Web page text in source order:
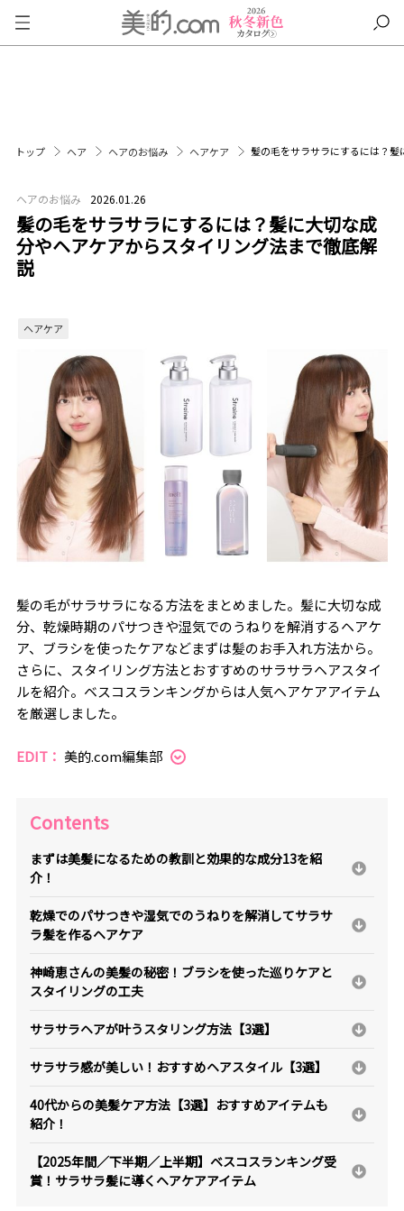
トップ ヘア ヘアのお悩み ヘアケア 髪の毛をサラサラにするには？
ヘアのお悩み 2026.01.26
髪の毛をサラサラにするには？髪に大切な成
分やヘアケアからスタイリング法まで徹底解
説
ヘアケア
髪の毛がサラサラになる方法をまとめました。髪に大切な成
分、乾燥時期のパサつきや湿気でのうねりを解消するヘアケ
ア、ブラシを使ったケアなどまずは髪のお手入れ方法から。
さらに、スタイリング方法とおすすめのサラサラヘアスタイ
ルを紹介。ベスコスランキングからは人気ヘアケアアイテム
を厳選しました。
EDIT： 美的.com編集部
Contents
まずは美髪になるための教訓と効果的な成分13を紹
介！
乾燥でのパサつきや湿気でのうねりを解消してサラサ
ラ髪を作るヘアケア
神崎恵さんの美髪の秘密！ブラシを使った巡りケアと
スタイリングの工夫
サラサラヘアが叶うスタリング方法【3選】
サラサラ感が美しい！おすすめヘアスタイル【3選】
40代からの美髪ケア方法【3選】おすすめアイテムも
紹介！
【2025年間／下半期／上半期】ベスコスランキング受
賞！サラサラ髪に導くヘアケアアイテム